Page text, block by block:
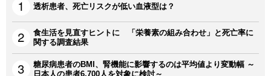
透析患者、死亡リスクが低い血液型は？
食生活を見直すヒントに 「栄養素の組み合わせ」と死亡率に
関する調査結果
糖尿病患者のBMI、腎機能に影響するのは平均値より変動幅 ～
日本人の患者6,700人を対象に検討～